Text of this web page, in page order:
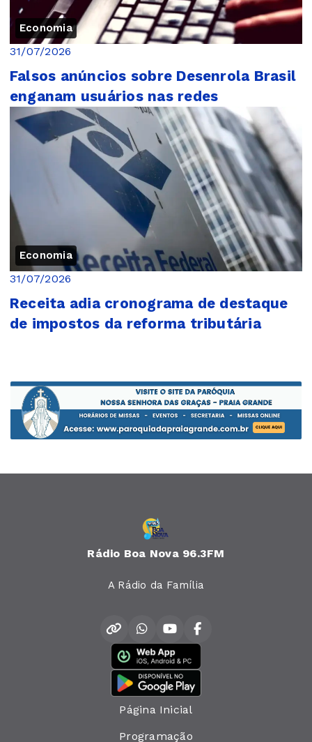
Economia
31/07/2026
Falsos anúncios sobre Desenrola Brasil
enganam usuários nas redes
Economia
31/07/2026
Receita adia cronograma de destaque
de impostos da reforma tributária
Rádio Boa Nova 96.3FM
A Rádio da Família
Página Inicial
Programação